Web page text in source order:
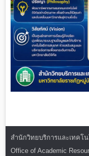
สำนักวิทยบริการและเทคโ
Office of Academic